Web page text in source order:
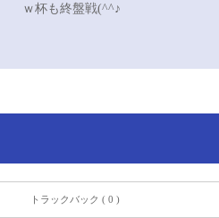
ｗ杯も終盤戦(^^♪
トラックバック ( 0 )